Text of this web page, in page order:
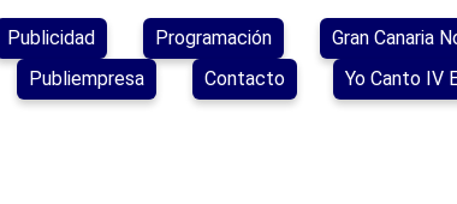
Publicidad Programación Gran Canaria
Publiempresa
Contacto Yo Canto IV